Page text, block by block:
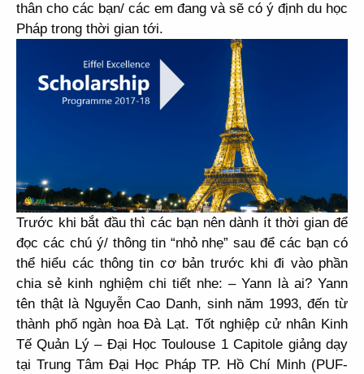
thân cho các bạn/ các em đang và sẽ có ý định du học
Pháp trong thời gian tới.
Trước khi bắt đầu thì các bạn nên dành ít thời gian để
đọc các chú ý/ thông tin “nhỏ nhẹ” sau để các bạn có
thể hiểu các thông tin cơ bản trước khi đi vào phần
chia sẻ kinh nghiệm chi tiết nhe: –Yann là ai?Yann
tên thật là Nguyễn Cao Danh, sinh năm 1993, đến từ
thành phố ngàn hoa Đà Lạt. Tốt nghiệp cử nhân Kinh
Tế Quản Lý – Đại Học Toulouse 1 Capitole giảng dạy
tại Trung Tâm Đại Học Pháp TP. Hồ Chí Minh (PUF-